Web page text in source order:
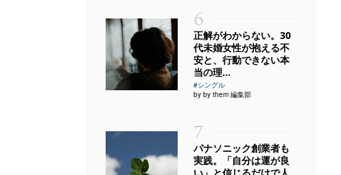
6
正解がわからない。30
代未婚女性が抱える不
安と、行動できない本
当の理...
#シングル
by by them 編集部
7
パナソニック創業者も
実践。「自分は運が良